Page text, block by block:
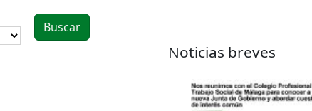
Noticias breves